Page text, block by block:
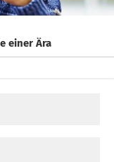
einer Ära